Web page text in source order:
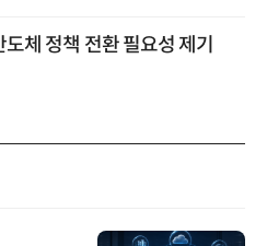
체 정책 전환 필요성 제기